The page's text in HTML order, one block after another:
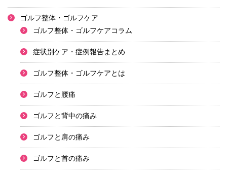
ゴルフ整体・ゴルフケア
ゴルフ整体・ゴルフケアコラム
症状別ケア・症例報告まとめ
ゴルフ整体・ゴルフケアとは
ゴルフと腰痛
ゴルフと背中の痛み
ゴルフと肩の痛み
ゴルフと首の痛み